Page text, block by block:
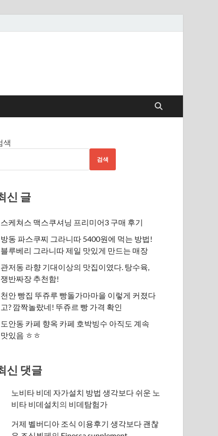
색
검색
신 글
스케쳐스 맥스쿠셔닝 프리미어3 구매 후기
방동 파스쿠찌 그라니따 5400원에 먹는 방법!
블루베리 그라니따 제일 맛있게 만드는 매장
관저동 라향 기대이상의 맛집이였다. 탕수육,
쟁반짜장 추천함!
천안 빵집 뚜쥬루 빵돌가마마을 이렇게 커졌다
고? 깜짝놀랐네! 뚜쥬르 빵 가격 확인
도안동 카페 향옥 카페 호박빙수 아직도 계속
맛있음 ㅎㅎ
신 댓글
노비타 비데 자가설치 방법 생각보다 쉬운 노
비타 비데설치의 비데탐험가
거제 벨버디아 조식 이용후기 생각보다 괜찮